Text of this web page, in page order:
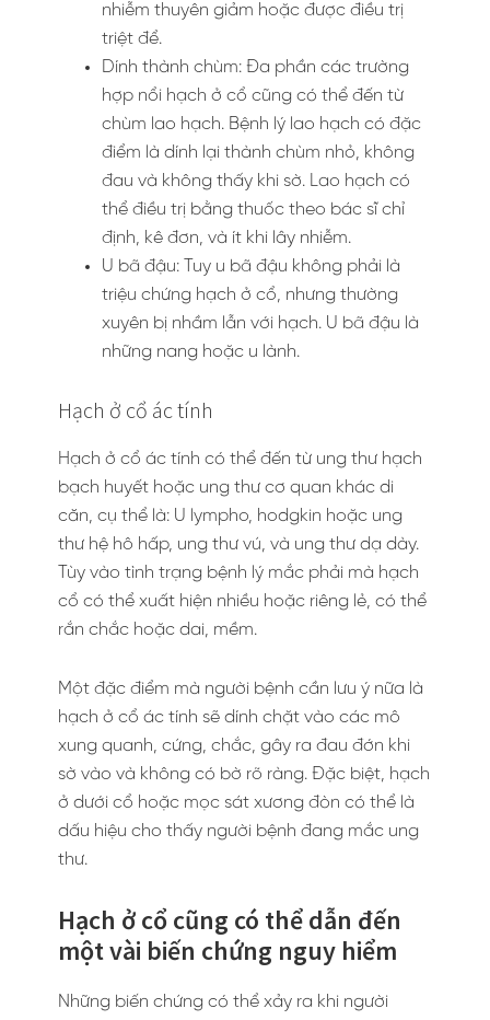
nhiễm thuyên giảm hoặc được điều trị
triệt để.
Dính thành chùm: Đa phần các trường
hợp nổi hạch ở cổ cũng có thể đến từ
chùm lao hạch. Bệnh lý lao hạch có đặc
điểm là dính lại thành chùm nhỏ, không
đau và không thấy khi sờ. Lao hạch có
thể điều trị bằng thuốc theo bác sĩ chỉ
định, kê đơn, và ít khi lây nhiễm.
U bã đậu: Tuy u bã đậu không phải là
triệu chứng hạch ở cổ, nhưng thường
xuyên bị nhầm lẫn với hạch. U bã đậu là
những nang hoặc u lành.
Hạch ở cổ ác tính
Hạch ở cổ ác tính có thể đến từ ung thư hạch
bạch huyết hoặc ung thư cơ quan khác di
căn, cụ thể là: U lympho, hodgkin hoặc ung
thư hệ hô hấp, ung thư vú, và ung thư dạ dày.
Tùy vào tình trạng bệnh lý mắc phải mà hạch
cổ có thể xuất hiện nhiều hoặc riêng lẻ, có thể
rắn chắc hoặc dai, mềm.
Một đặc điểm mà người bệnh cần lưu ý nữa là
hạch ở cổ ác tính sẽ dính chặt vào các mô
xung quanh, cứng, chắc, gây ra đau đớn khi
sờ vào và không có bờ rõ ràng. Đặc biệt, hạch
ở dưới cổ hoặc mọc sát xương đòn có thể là
dấu hiệu cho thấy người bệnh đang mắc ung
thư.
Hạch ở cổ cũng có thể dẫn đến
một vài biến chứng nguy hiểm
Những biến chứng có thể xảy ra khi người